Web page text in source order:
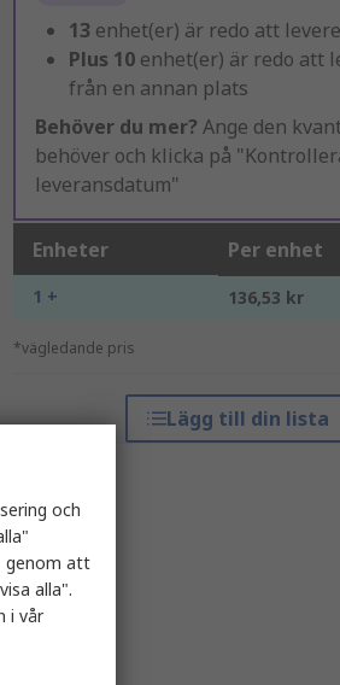
13 enhet(er) är redo att
Plus 10 enhet(er) är redo att
från en annan plats
Behöver du mer? Ange den
behöver och klicka på
leveransdatum"
Enheter Per enhet
1 + 136,53 kr
*vägledande pris
Lägg till din lista
och
genom att
alla".
i vår